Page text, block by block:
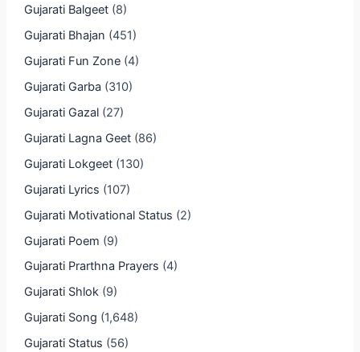
Gujarati Balgeet(8)
Gujarati Bhajan (451)
Gujarati Fun Zone(4)
Gujarati Garba (310)
Gujarati Gazal(27)
Gujarati Lagna Geet(86)
Gujarati Lokgeet(130)
Gujarati Lyrics (107)
Gujarati Motivational Status (2)
Gujarati Poem (9)
Gujarati Prarthna Prayers (4)
Gujarati Shlok(9)
Gujarati Song (1,648)
Gujarati Status (56)